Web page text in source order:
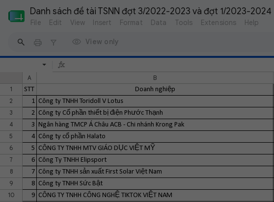
Danh sách đề tài TSNN đợt 3/2022-2023 và đợt 1/2023-2024
File Edit View Insert Format Data Tools Extensions Help
View only
A B
1
STT Doanh nghiệp
2
1 Công ty TNHH Toridoll V Lotus
3
2 Công ty Cổ phần thiết bị điện Phước Thạnh
4
3 Ngân hàng TMCP Á Châu ACB - Chi nhánh Krong Pak
5
4 Công ty cổ phần Halato
6
5 CÔNG TY TNHH MTV GIÁO DỤC VIỆT MỸ
7
6 Công Ty TNHH Elipsport
8
7 Công ty TNHH sản xuất First Solar Việt Nam
9
8 Công ty TNHH Sức Bật
10
9 CÔNG TY TNHH CÔNG NGHỆ TIKTOK VIỆT NAM